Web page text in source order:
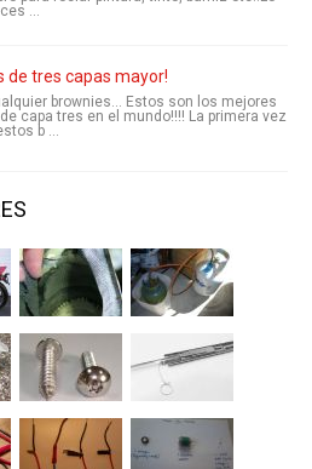
...
de tres capas mayor!
brownies... Estos son los mejores
capa tres en el mundo!!!! La primera vez
b ...